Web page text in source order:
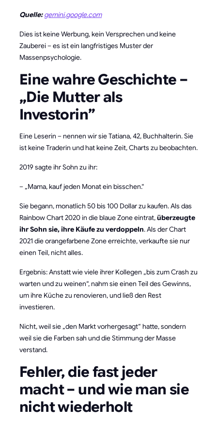
Quelle:gemini.google.com
Dies ist keine Werbung, kein Versprechen und keine
Zauberei – es ist ein langfristiges Muster der
Massenpsychologie.
Eine wahre Geschichte –
„Die Mutter als
Investorin”
Eine Leserin – nennen wir sie Tatiana, 42, Buchhalterin. Sie
ist keine Traderin und hat keine Zeit, Charts zu beobachten.
2019 sagte ihr Sohn zu ihr:
– „Mama, kauf jeden Monat ein bisschen.“
Sie begann, monatlich 50 bis 100 Dollar zu kaufen. Als das
Rainbow Chart 2020 in die blaue Zone eintrat,überzeugte
ihr Sohn sie, ihre Käufe zu verdoppeln. Als der Chart
2021 die orangefarbene Zone erreichte, verkaufte sie nur
einen Teil, nicht alles.
Ergebnis: Anstatt wie viele ihrer Kollegen „bis zum Crash zu
warten und zu weinen“, nahm sie einen Teil des Gewinns,
um ihre Küche zu renovieren, und ließ den Rest
investieren.
Nicht, weil sie „den Markt vorhergesagt“ hatte, sondern
weil sie die Farben sah und die Stimmung der Masse
verstand.
Fehler, die fast jeder
macht – und wie man sie
nicht wiederholt